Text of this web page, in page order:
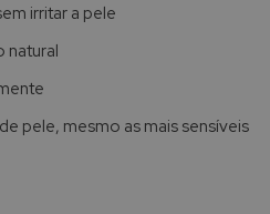
irritar a pele
natural
pele, mesmo as mais sensíveis